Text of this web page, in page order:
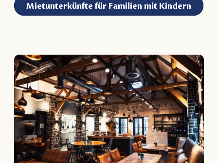
Mietunterkünfte für Familien mit Kindern